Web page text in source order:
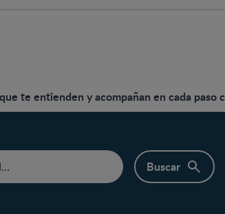
te entienden y acompañan en cada paso